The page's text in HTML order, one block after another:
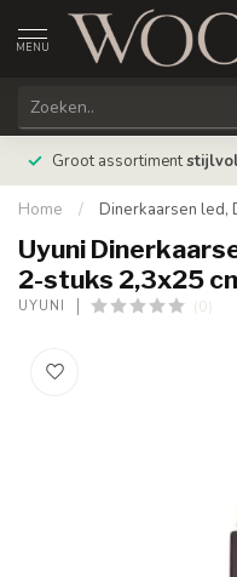
MENU
Groot assortiment
Home / Dinerkaarsen led,
Uyuni
2-stuks 2,3x25
UYUNI (0)